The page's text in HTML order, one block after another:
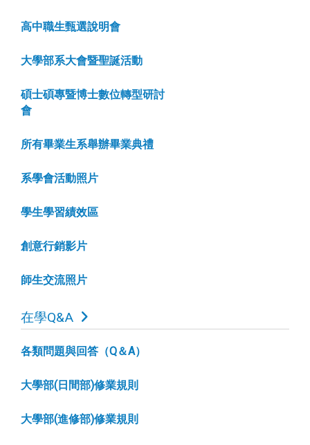
高中職生甄選說明會
大學部系大會暨聖誕活動
碩士碩專暨博士數位轉型研討
會
所有畢業生系舉辦畢業典禮
系學會活動照片
學生學習績效區
創意行銷影片
師生交流照片
在學Q&A
各類問題與回答（Q＆A）
大學部(日間部)修業規則
大學部(進修部)修業規則